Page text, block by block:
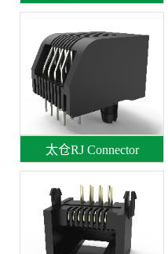
太仓RJ Connector